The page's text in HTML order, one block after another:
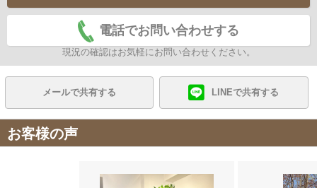
電話でお問い合わせする
現況の確認はお気軽にお問い合わせください。
メールで共有する LINEで共有する
お客様の声